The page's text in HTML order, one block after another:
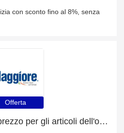
con sconto fino al 8%, senza
Offerta
Approfitta del metà prezzo per gli articoli dell'outlet